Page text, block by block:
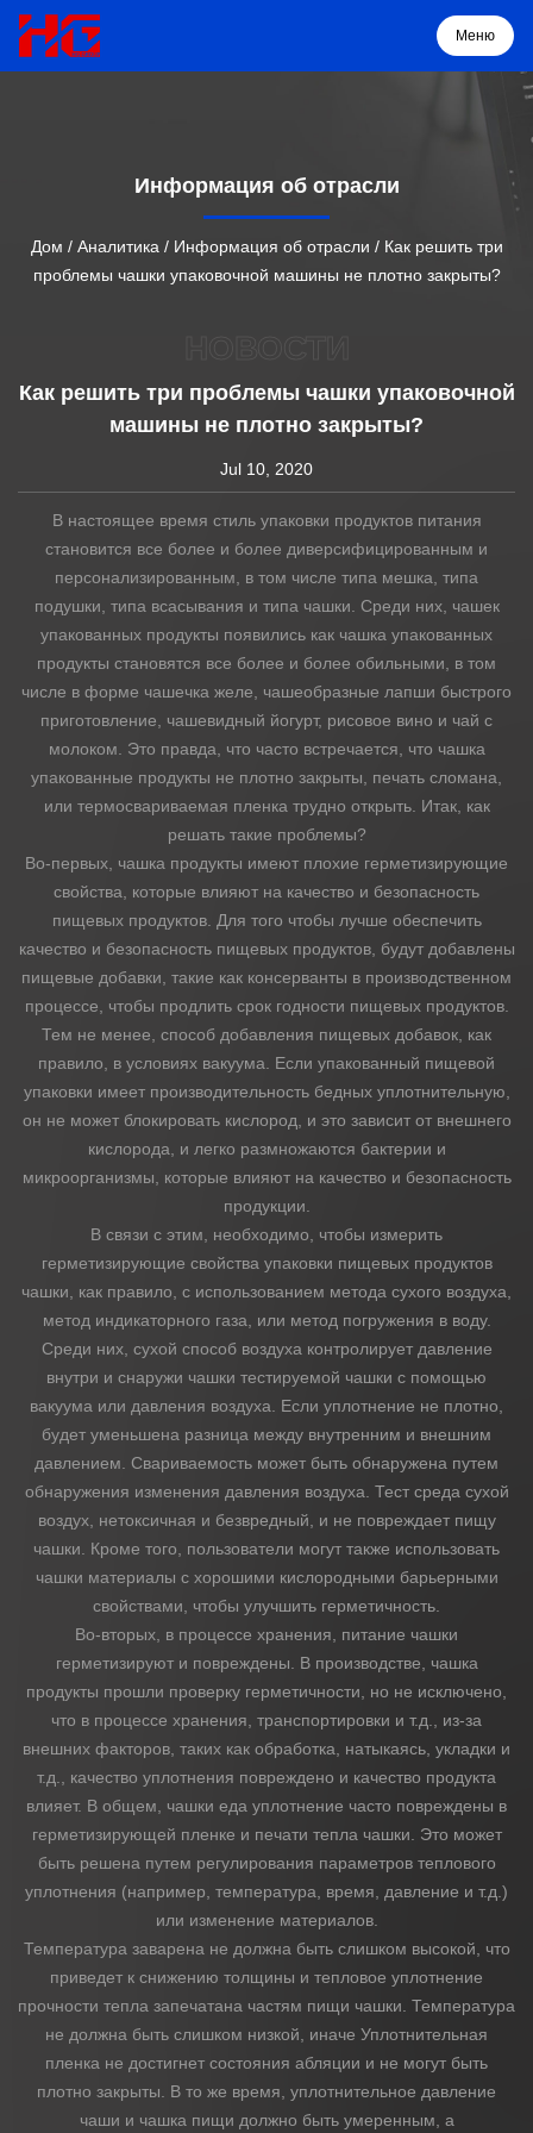
Меню
Продукция
Решение
Проекты
Аналитика
Контакты
Информация об отрасли
Дом / Аналитика / Информация об отрасли / Как решить три
проблемы чашки упаковочной машины не плотно закрыты?
Как решить три проблемы чашки упаковочной
машины не плотно закрыты?
Jul 10, 2020
В настоящее время стиль упаковки продуктов питания
становится все более и более диверсифицированным и
персонализированным, в том числе типа мешка, типа
подушки, типа всасывания и типа чашки. Среди них, чашек
упакованных продукты появились как чашка упакованных
продукты становятся все более и более обильными, в том
числе в форме чашечка желе, чашеобразные лапши быстрого
приготовление, чашевидный йогурт, рисовое вино и чай с
молоком. Это правда, что часто встречается, что чашка
упакованные продукты не плотно закрыты, печать сломана,
или термосвариваемая пленка трудно открыть. Итак, как
решать такие проблемы?
Во-первых, чашка продукты имеют плохие герметизирующие
свойства, которые влияют на качество и безопасность
пищевых продуктов. Для того чтобы лучше обеспечить
качество и безопасность пищевых продуктов, будут добавлены
пищевые добавки, такие как консерванты в производственном
процессе, чтобы продлить срок годности пищевых продуктов.
Тем не менее, способ добавления пищевых добавок, как
правило, в условиях вакуума. Если упакованный пищевой
упаковки имеет производительность бедных уплотнительную,
он не может блокировать кислород, и это зависит от внешнего
кислорода, и легко размножаются бактерии и
микроорганизмы, которые влияют на качество и безопасность
продукции.
В связи с этим, необходимо, чтобы измерить
герметизирующие свойства упаковки пищевых продуктов
чашки, как правило, с использованием метода сухого воздуха,
метод индикаторного газа, или метод погружения в воду.
Среди них, сухой способ воздуха контролирует давление
внутри и снаружи чашки тестируемой чашки с помощью
вакуума или давления воздуха. Если уплотнение не плотно,
будет уменьшена разница между внутренним и внешним
давлением. Свариваемость может быть обнаружена путем
обнаружения изменения давления воздуха. Тест среда сухой
воздух, нетоксичная и безвредный, и не повреждает пищу
чашки. Кроме того, пользователи могут также использовать
чашки материалы с хорошими кислородными барьерными
свойствами, чтобы улучшить герметичность.
Во-вторых, в процессе хранения, питание чашки
герметизируют и повреждены. В производстве, чашка
продукты прошли проверку герметичности, но не исключено,
что в процессе хранения, транспортировки и т.д., из-за
внешних факторов, таких как обработка, натыкаясь, укладки и
т.д., качество уплотнения повреждено и качество продукта
влияет. В общем, чашки еда уплотнение часто повреждены в
герметизирующей пленке и печати тепла чашки. Это может
быть решена путем регулирования параметров теплового
уплотнения (например, температура, время, давление и т.д.)
или изменение материалов.
Температура заварена не должна быть слишком высокой, что
приведет к снижению толщины и тепловое уплотнение
прочности тепла запечатана частям пищи чашки. Температура
не должна быть слишком низкой, иначе Уплотнительная
пленка не достигнет состояния абляции и не могут быть
плотно закрыты. В то же время, уплотнительное давление
чаши и чашка пищи должно быть умеренным, а